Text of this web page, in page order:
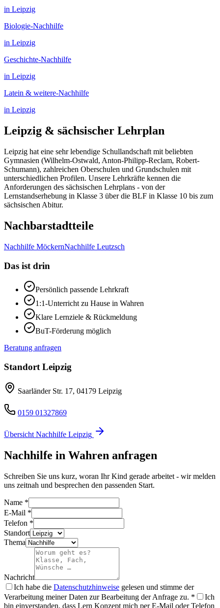
in Leipzig
Biologie-Nachhilfe
in Leipzig
Geschichte-Nachhilfe
in Leipzig
Latein & weitere-Nachhilfe
in Leipzig
Leipzig & sächsischer Lehrplan
Leipzig hat eine sehr lebendige Schullandschaft mit beliebten
Gymnasien (Wilhelm-Ostwald, Anton-Philipp-Reclam, Robert-
Schumann), zahlreichen Oberschulen und Grundschulen mit
unterschiedlichen Profilen. Unsere Lehrkräfte kennen die
Anforderungen des sächsischen Lehrplans - von der
Lernstandserhebung in Klasse 3 über die BLF in Klasse 10 bis zum
sächsischen Abitur.
Nachbarstadtteile
Nachhilfe MöckernNachhilfe Leutzsch
Das ist drin
Persönlich passende Lehrkraft
1:1-Unterricht zu Hause in Wahren
Klare Lernziele & Rückmeldung
BuT-Förderung möglich
Beratung anfragen
Standort Leipzig
Saarländer Str. 17, 04179 Leipzig
0159 01327869
Übersicht Nachhilfe Leipzig
Nachhilfe in Wahren anfragen
Schreiben Sie uns kurz, woran Ihr Kind gerade arbeitet - wir melden
uns zeitnah und besprechen den passenden Start.
Name *
E-Mail *
Telefon *
Standort
Thema
Nachricht
Ich habe die Datenschutzhinweise gelesen und stimme der
Verarbeitung meiner Daten zur Bearbeitung der Anfrage zu. *
Ich
bin einverstanden, dass Lern Konzept mich per E-Mail oder Telefon